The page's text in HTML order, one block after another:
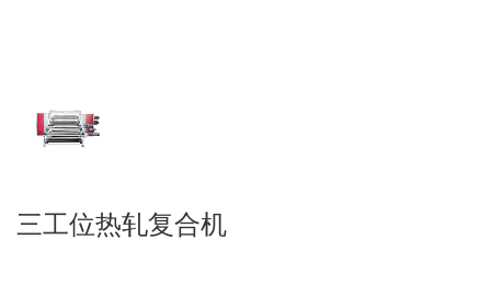
三工位热轧复合机